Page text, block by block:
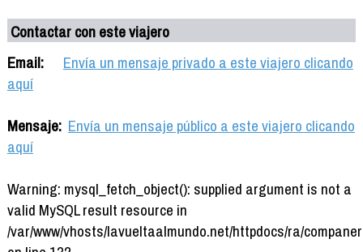
Contactar con este viajero
Email:
Envía un mensaje privado a este viajero clicando
aquí
Mensaje: Envía un mensaje público a este viajero clicando
aquí
Warning: mysql_fetch_object(): supplied argument is not a
valid MySQL result resource in
/var/www/vhosts/lavueltaalmundo.net/httpdocs/ra/